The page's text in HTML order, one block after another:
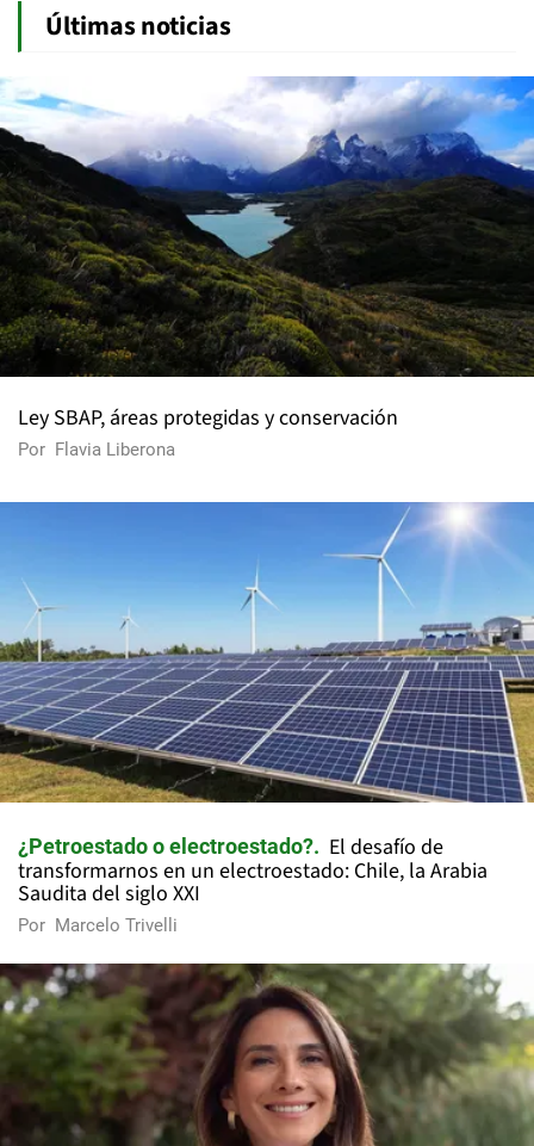
Últimas noticias
Ley SBAP, áreas protegidas y conservación
Por Flavia Liberona
¿Petroestado o electroestado?
El desafío de
transformarnos en un electroestado: Chile, la Arabia
Saudita del siglo XXI
Por Marcelo Trivelli